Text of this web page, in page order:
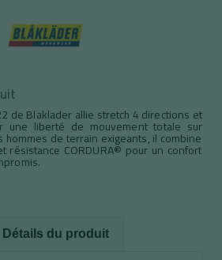
de Blaklader allie stretch 4 directions et
une liberté de mouvement totale sur
hommes de terrain exigeants, il combine
résistance CORDURA® pour un confort
Détails du produit